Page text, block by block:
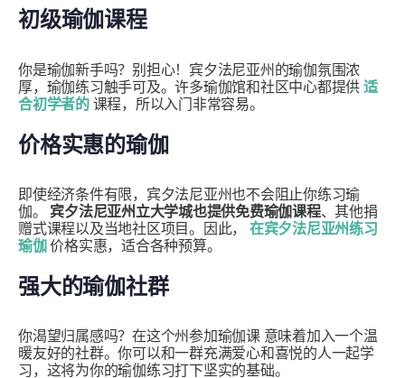
初级瑜伽课程
你是瑜伽新手吗？别担心！宾夕法尼亚州的瑜伽氛围浓
厚，瑜伽练习触手可及。许多瑜伽馆和社区中心都提供适
合初学者的课程，所以入门非常容易。
价格实惠的瑜伽
即使经济条件有限，宾夕法尼亚州也不会阻止你练习瑜
伽。 宾夕法尼亚州立大学城也提供免费瑜伽课程、其他捐
赠式课程以及当地社区项目。因此， 在宾夕法尼亚州练习
瑜伽价格实惠，适合各种预算。
强大的瑜伽社群
你渴望归属感吗？在这个州参加瑜伽课 意味着加入一个温
暖友好的社群。你可以和一群充满爱心和喜悦的人一起学
习，这将为你的瑜伽练习打下坚实的基础。